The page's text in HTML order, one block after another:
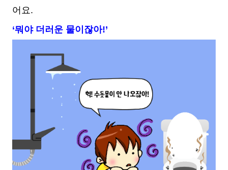
어요.
‘뭐야 더러운 물이잖아!’